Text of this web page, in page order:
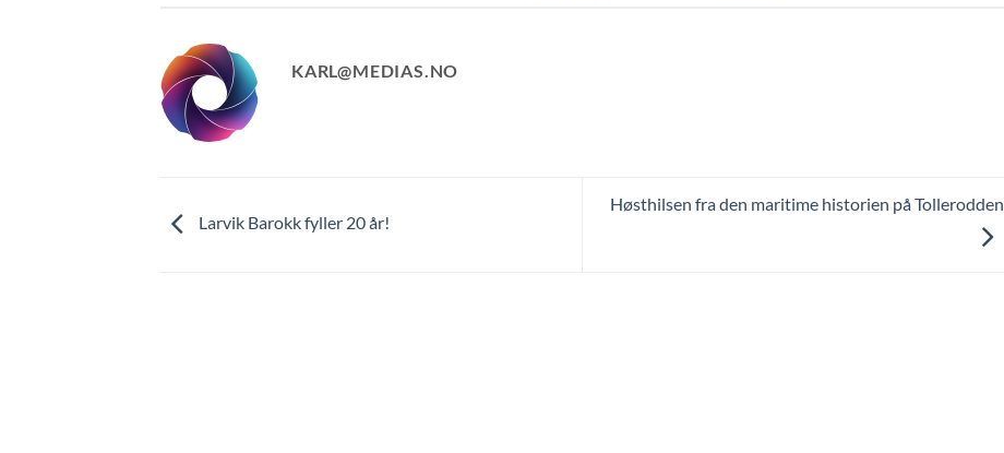
KARL@MEDIAS.NO
Larvik Barokk fyller 20 år!
Høsthilsen fra den maritime historien på Tollerodden